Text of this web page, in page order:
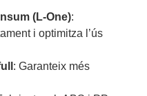
(L-One):
i optimitza l’ús
: Garanteix més